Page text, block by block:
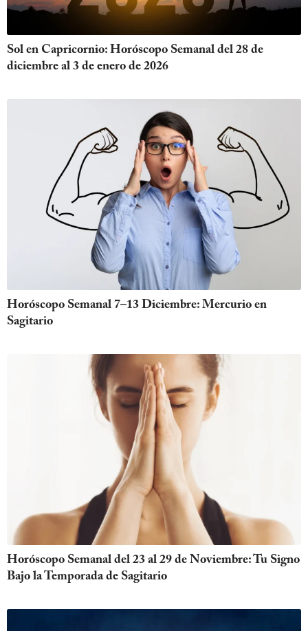
Sol en Capricornio: Horóscopo Semanal del 28 de
diciembre al 3 de enero de 2026
Horóscopo Semanal 7–13 Diciembre: Mercurio en
Sagitario
Horóscopo Semanal del 23 al 29 de Noviembre: Tu Signo
Bajo la Temporada de Sagitario